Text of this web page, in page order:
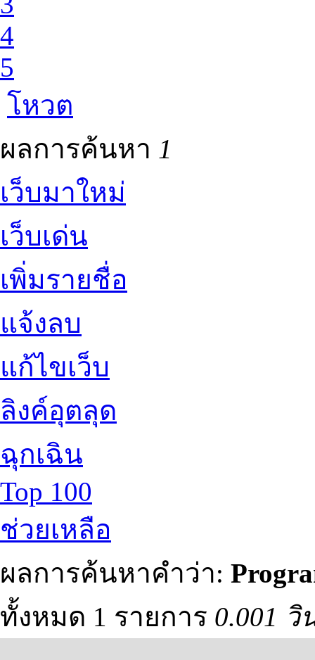
4
5
โหวต
ผลการค้นหา 1
เว็บมาใหม่
เว็บเด่น
เพิ่มรายชื่อ
แจ้งลบ
แก้ไขเว็บ
ลิงค์อุตลุด
ฉุกเฉิน
Top 100
ช่วยเหลือ
ผลการค้นหาคำว่า:
ทั้งหมด 1 รายการ 0.001 วิ